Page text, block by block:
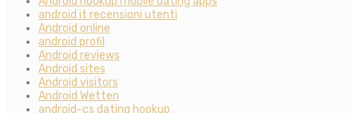
android it recensioni utenti
Android online
android profil
Android reviews
Android sites
Android visitors
Android Wetten
android-cs dating hookup